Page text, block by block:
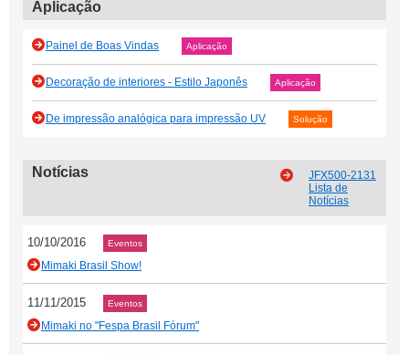
Aplicação
Painel de Boas Vindas Aplicação
Decoração de interiores - Estilo Japonês Aplicação
De impressão analógica para impressão UV Solução
Notícias
JFX500-2131
Lista de
Notícias
10/10/2016 Eventos
Mimaki Brasil Show!
11/11/2015 Eventos
Mimaki no "Fespa Brasil Fórum"